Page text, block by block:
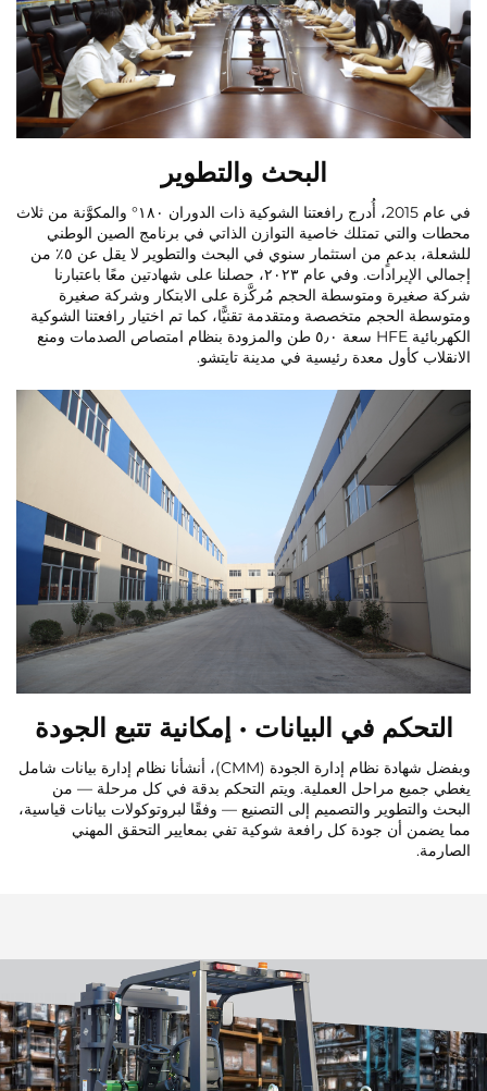
البحث والتطوير
في عام 2015، أُدرج رافعتنا الشوكية ذات الدوران ١٨٠° والمكوَّنة من ثلاث
محطات والتي تمتلك خاصية التوازن الذاتي في برنامج الصين الوطني
للشعلة، بدعمٍ من استثمار سنوي في البحث والتطوير لا يقل عن ٥٪ من
إجمالي الإيرادات. وفي عام ٢٠٢٣، حصلنا على شهادتين معًا باعتبارنا
شركة صغيرة ومتوسطة الحجم مُركَّزة على الابتكار وشركة صغيرة
ومتوسطة الحجم متخصصة ومتقدمة تقنيًّا، كما تم اختيار رافعتنا الشوكية
الكهربائية HFE سعة ٥٫٠ طن والمزودة بنظام امتصاص الصدمات ومنع
الانقلاب كأول معدة رئيسية في مدينة تايتشو.
التحكم في البيانات · إمكانية تتبع الجودة
وبفضل شهادة نظام إدارة الجودة (CMM)، أنشأنا نظام إدارة بيانات شامل
يغطي جميع مراحل العملية. ويتم التحكم بدقة في كل مرحلة — من
البحث والتطوير والتصميم إلى التصنيع — وفقًا لبروتوكولات بيانات قياسية،
مما يضمن أن جودة كل رافعة شوكية تفي بمعايير التحقق المهني
الصارمة.